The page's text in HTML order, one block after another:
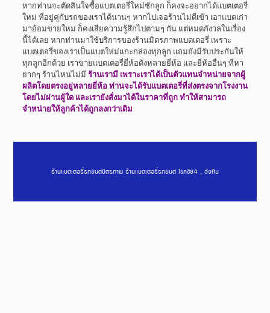
หากท่านจะตัดสินใจซื้อแบตเตอรี่ใหม่ซักลูก ก็คงจะอยากได้แบตเตอรี่
ใหม่ ที่อยู่คู่กับรถของเราได้นานๆ หากไปเจอร้านไม่ดีเข้า เอาแบตเก่า
มาย้อมขายใหม่ ก็คงเสียความรู้สึกไปตามๆ กัน แต่หมดกังวลในเรื่อง
นี้ได้เลย หากท่านมาใช้บริการของร้านมิตรภาพแบตเตอรี่ เพราะ
แบตเตอรี่ของเราเป็นแบตใหม่แกะกล่องทุกลูก แถมยังมีรับประกันให้
ทุกลูกอีกด้วย เราขายแบตเตอรี่ยี่ห้อดังหลายยี่ห้อ และยี่ห้ออื่นๆ ที่หา
ยากๆ ร้านไหนไม่มี ร้านเรามี เพราะเราได้เป็นตัวแทนจำหน่ายจากผู้
ผลิตโดยตรงอยู่หลายยี่ห้อ ท่านจะได้รับแบตเตอรี่ที่ส่งตรงจากโรงงาน
โดยไม่ผ่านผู้ใด และเรายังสั่งมาได้ในราคาที่ถูก ทำให้สามารถ
จำหน่ายให้ลูกค้าได้ถูกลงกว่าเดิม
ร้านแบตเตอรี่รถยนต์มิตรภาพ ร้านแบตเตอรี่รถยนต์ โชคชัย4 , วังหิน